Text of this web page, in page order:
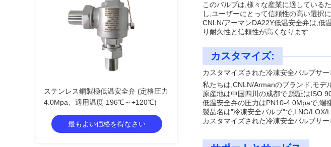
ステンレス鋼製極低温安全弁 (定格圧力
4.0Mpa、適用温度-196℃～+120℃)
最もよい価格を得なさい
このバルブは,様々な産業に適している
し,ユーザーにとって信頼性の高い選択に
CNLN/アーマンDA22Y低温安全弁は,低
り耐久性と信頼性が高くなります.
カスタマイズ:
カスタマイズされた冷凍安全バルブサー
私たちは,CNLN/Armanのブランド,モデ
原産地は中国四川の成都で,認証はISO
低温安全弁の圧力はPN10-4.0Mpaで,端
製品名は"冷凍安全バルブ"で,LNG/LOX/
カスタマイズされた冷凍安全バルブサ